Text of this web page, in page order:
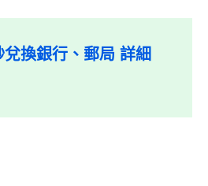
兌換銀行、郵局 詳細